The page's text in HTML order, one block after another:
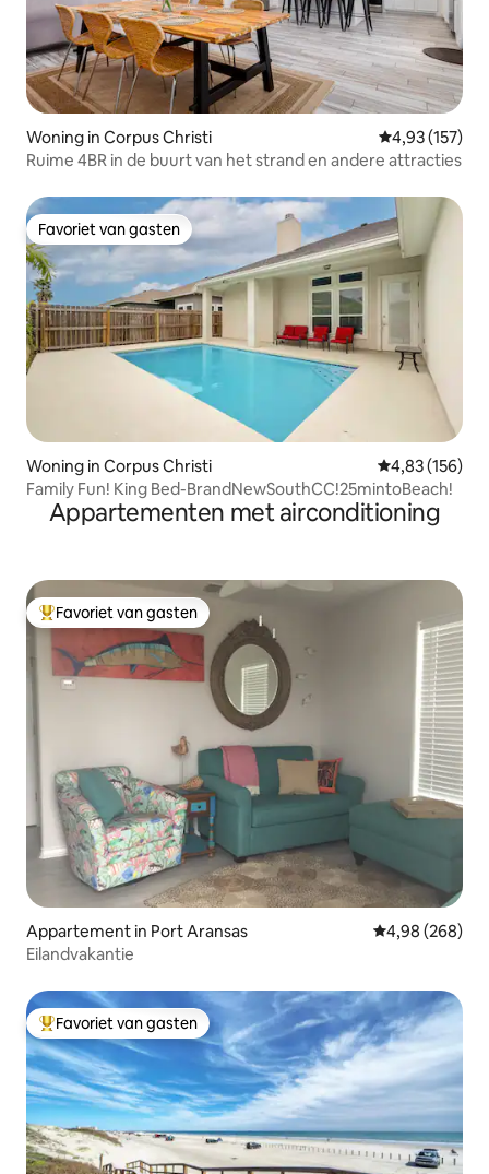
Woning in Corpus Christi Gemiddelde
4,93 (157)
Ruime 4BR in de buurt van het strand en andere attracties
Favoriet van gasten
Favoriet van gasten
Woning in Corpus Christi Gemiddelde
4,83 (156)
Family Fun! King Bed-BrandNewSouthCC!25mintoBeach!
Appartementen met airconditioning
Topfavoriet van gasten
Favoriet van gasten
Appartement in Port Aransas Gemiddelde
4,98 (268)
Eilandvakantie
Topfavoriet van gasten
Favoriet van gasten